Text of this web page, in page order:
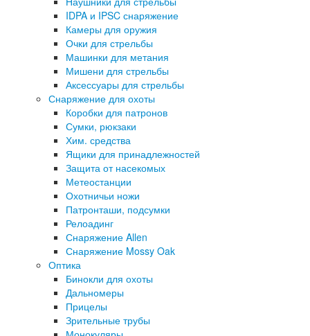
IDPA и IPSC снаряжение
Камеры для оружия
Очки для стрельбы
Машинки для метания
Мишени для стрельбы
Аксессуары для стрельбы
Снаряжение для охоты
Коробки для патронов
Сумки, рюкзаки
Хим. средства
Ящики для принадлежностей
Защита от насекомых
Метеостанции
Охотничьи ножи
Патронташи, подсумки
Релоадинг
Снаряжение Allen
Снаряжение Mossy Oak
Оптика
Бинокли для охоты
Дальномеры
Прицелы
Зрительные трубы